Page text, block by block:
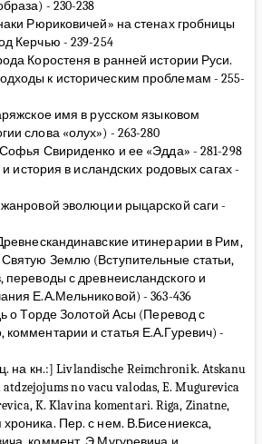
- 230-238
Рюриковичей» на стенах гробницы
Керчью - 239-254
Коростеня в ранней истории Руси.
к историческим проблемам - 255-
имя в русском языковом
слова «олух») - 263-280
Софья Свириденко и ее «Эдда» - 281-298
и история в исландских родовых сагах-
эволюции рыцарской саги-
итинерарии в Рим,
Землю (Вступительные статьи,
переводы с древнеисландского и
Е.А.Мельниковой) - 363-436
о Торде Золотой Асы (Перевод с
комментарии и статья Е.А.Гуревич)-
на кн.:] Livlandische Reimchronik. Atskanu
no vacu valodas, E. Mugurevica
K. Klavina komentari. Riga, Zinatne,
Пер. с нем. В.Бисениекса,